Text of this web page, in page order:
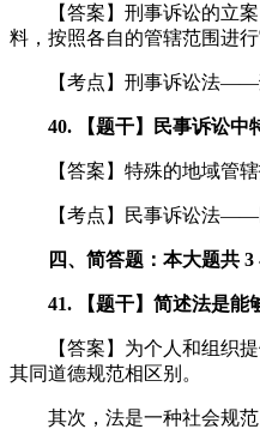
【答案】刑事诉讼的立案
料，按照各自的管辖范围进
【考点】刑事诉讼法——
40. 【题干】民事诉讼中
【答案】特殊的地域管辖
【考点】民事诉讼法——
四、简答题：本大题共 3
41. 【题干】简述法是能够
【答案】为个人和组织提
其同道德规范相区别。
其次，法是一种社会规范